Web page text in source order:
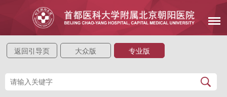
返回引导页 大众版 专业版